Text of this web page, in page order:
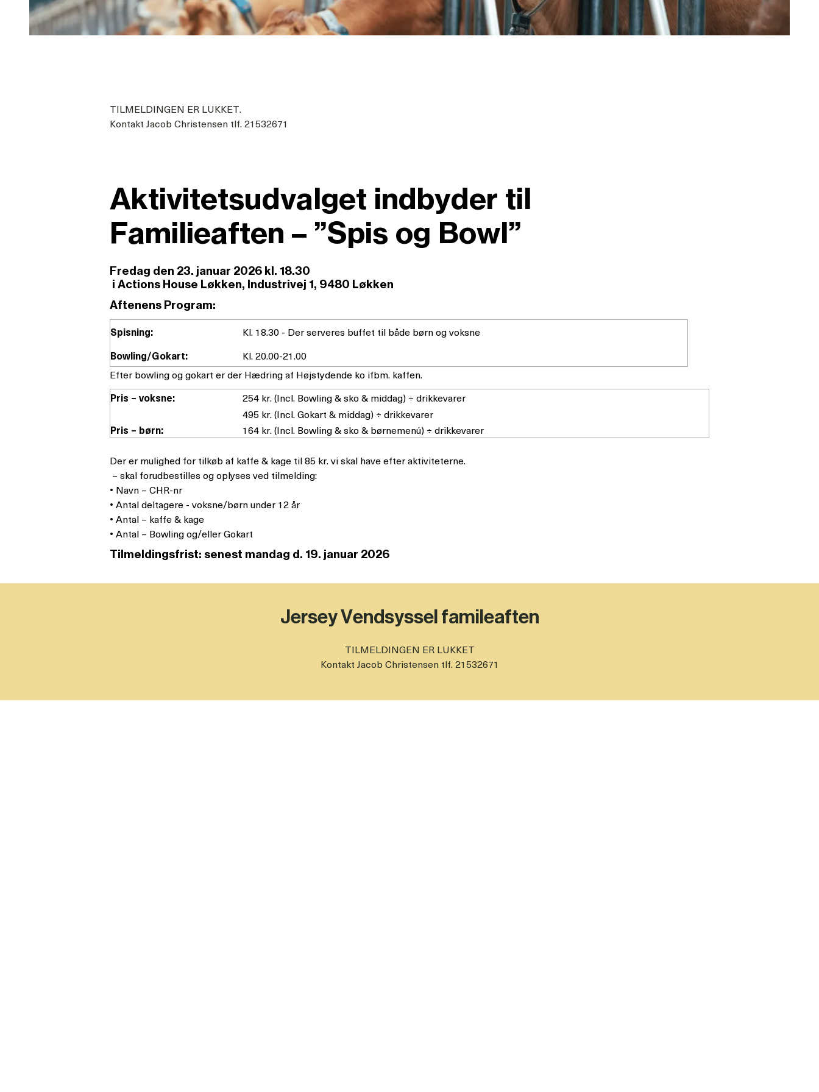
TILMELDINGEN ER LUKKET.
Kontakt Jacob Christensen tlf. 21532671
Aktivitetsudvalget indbyder til
Familieaften – ”Spis og Bowl”
Fredag den 23. januar 2026 kl. 18.30
i Actions House Løkken, Industrivej 1, 9480 Løkken
Aftenens Program:
Spisning:
Kl. 18.30 - Der serveres buffet til både børn og voksne
Bowling/Gokart:
Kl. 20.00-21.00
Efter bowling og gokart er der Hædring af Højstydende ko ifbm. kaffen.
Pris – voksne:
254 kr. (Incl. Bowling & sko & middag) ÷ drikkevarer
495 kr. (Incl. Gokart & middag) ÷ drikkevarer
Pris – børn:
164 kr. (Incl. Bowling & sko & børnemenú) ÷ drikkevarer
Der er mulighed for tilkøb af kaffe & kage til 85 kr. vi skal have efter aktiviteterne.
– skal forudbestilles og oplyses ved tilmelding:
• Navn – CHR-nr
• Antal deltagere - voksne/børn under 12 år
• Antal – kaffe & kage
• Antal – Bowling og/eller Gokart
Tilmeldingsfrist: senest mandag d. 19. januar 2026
Jersey Vendsyssel famileaften
TILMELDINGEN ER LUKKET
Kontakt Jacob Christensen tlf. 21532671